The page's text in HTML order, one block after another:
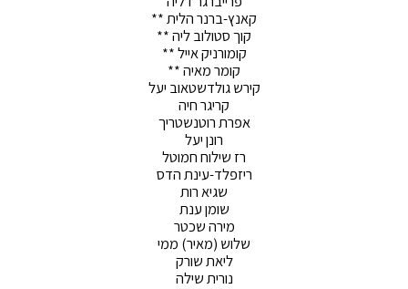
קאנץ-ברנר הלית **
קוך סטולוב ליה **
קומורניק אייל **
קומר מאיה **
קירש גולדשטאוב יעל
קריגר חיה
אפרת רוטנשטריך
רונן יעל
רז שילוח חמוטל
ריזפלד-עינת הדס
שגיא רות
שומן ענת
מירה שכטר
שלוש (מאיר) ממי
ליאת שורק
נורית שילה